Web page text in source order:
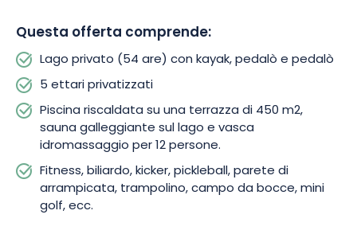
estive, serate accoglienti davanti al fuoco e momenti di relax
con vista sul lago, il Gîte Comme au Canada vi invita a
rallentare e ad assaporare appieno il momento. Regalate ai
vostri cari un'esperienza rara in un luogo straordinario dove
natura, comfort e svago si incontrano alla perfezione.
Prenotate il vostro soggiorno e vivete ricordi indimenticabili
nel cuore delle Ardenne.
Questa offerta comprende:
Lago privato (54 are) con kayak, pedalò e pedalò
5 ettari privatizzati
Piscina riscaldata su una terrazza di 450 m2,
sauna galleggiante sul lago e vasca
idromassaggio per 12 persone.
Fitness, biliardo, kicker, pickleball, parete di
arrampicata, trampolino, campo da bocce, mini
golf, ecc.